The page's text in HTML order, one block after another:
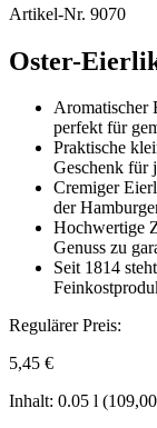
Artikel-Nr. 9070
Oster-
Aromatischer
perfekt für
Praktische
Geschenk für
Cremiger
der
Hochwertige
Genuss zu
Seit 1814
Regulärer Preis:
5,45 €
Inhalt: 0.05 l